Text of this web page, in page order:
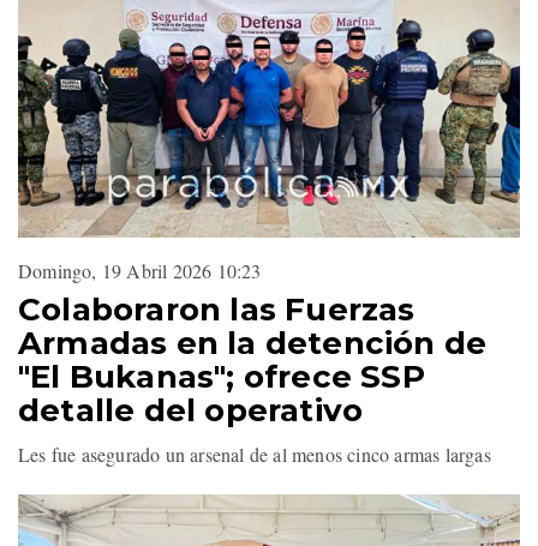
Domingo, 19 Abril 2026 10:23
Colaboraron las Fuerzas
Armadas en la detención de
"El Bukanas"; ofrece SSP
detalle del operativo
Les fue asegurado un arsenal de al menos cinco armas largas